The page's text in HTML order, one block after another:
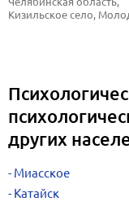
Кизильское село,
других
Миасское
Катайск